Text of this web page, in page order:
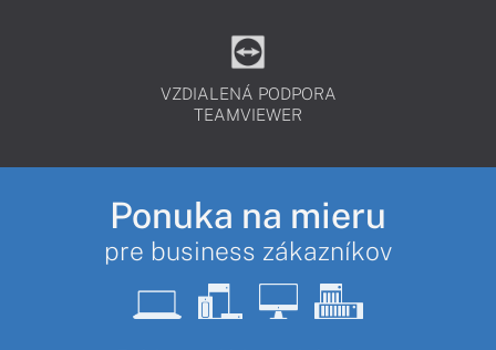
VZDIALENÁ PODPORA
TEAMVIEWER
Ponuka na mieru
pre business zákazníkov